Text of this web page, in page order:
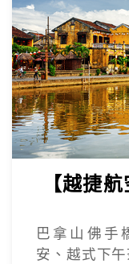
【越捷
巴拿山佛手
安、越式下